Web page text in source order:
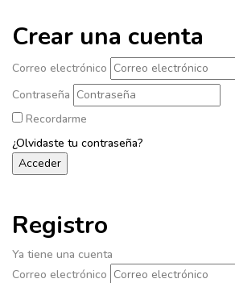
Crear una cuenta
Correo electrónico
Contraseña
Recordarme
¿Olvidaste tu contraseña?
Registro
Ya tiene una cuenta
Correo electrónico